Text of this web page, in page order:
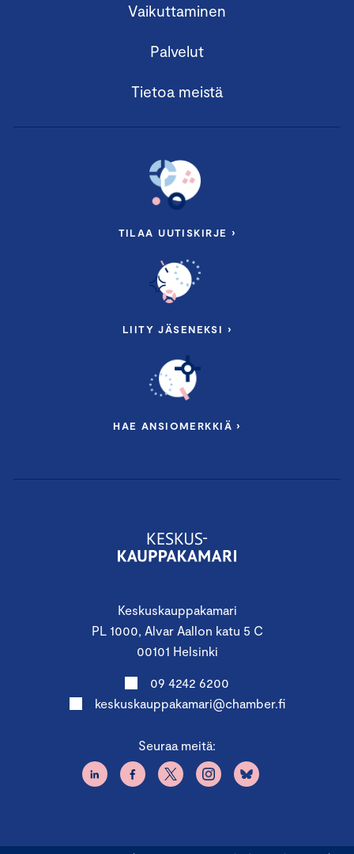
Keskuskauppakamari
PL 1000, Alvar Aallon katu 5 C
00101 Helsinki
09 4242 6200
keskuskauppakamari@chamber.fi
Seuraa meitä:
Vaikuttaminen
Palvelut
Tietoa meistä
TILAA UUTISKIRJE ›
LIITY JÄSENEKSI ›
HAE ANSIOMERKKIÄ ›